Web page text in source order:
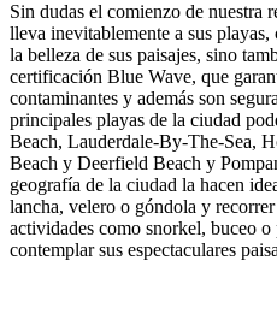
Sin dudas el comienzo de nuestra
lleva inevitablemente a sus
la belleza de sus paisajes, sino
certificación Blue Wave, que
contaminantes y además son
principales playas de la ciudad
Beach, Lauderdale-By-The-Sea,
Beach y Deerfield Beach y
geografía de la ciudad la hacen
lancha, velero o góndola y
actividades como snorkel, buceo o
contemplar sus espectaculares